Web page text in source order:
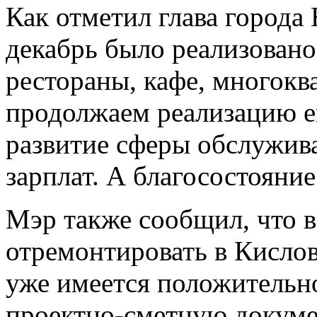
Как отметил глава
декабрь было
рестораны, кафе,
продолжаем реализацию
развитие сферы
зарплат. А
Мэр также сообщил, что
отремонтировать в
уже имеется